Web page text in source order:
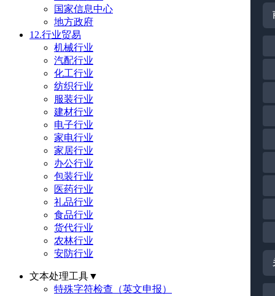
国家信息中心
地方政府
12.行业贸易
机械行业
汽配行业
化工行业
纺织行业
服装行业
建材行业
电子行业
家电行业
家居行业
办公行业
包装行业
医药行业
礼品行业
食品行业
货代行业
农林行业
安防行业
文本处理工具▼
特殊字符检查（英文申报）